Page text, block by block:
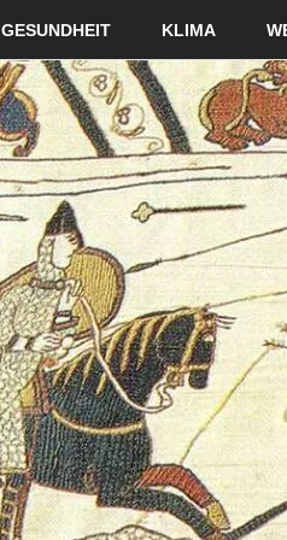
GESUNDHEIT KLIMA